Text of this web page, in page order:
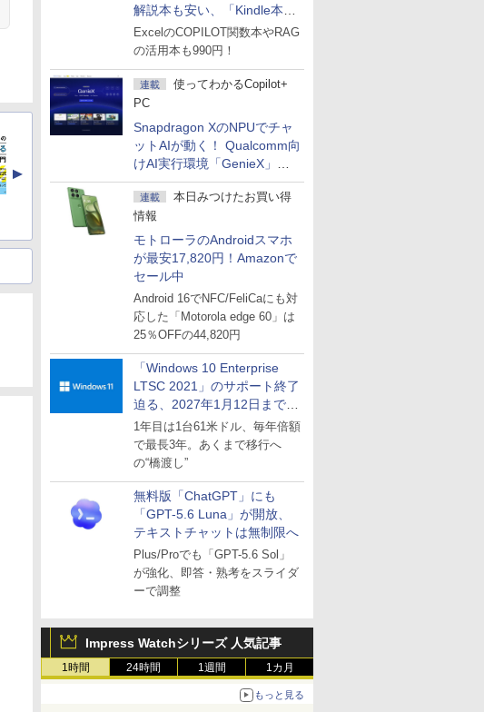
解説本も安い、「Kindle本サ
マーセール」第2弾開始！
ExcelのCOPILOT関数本やRAG
の活用本も990円！
連載
使ってわかるCopilot+
PC
Snapdragon XのNPUでチャ
ットAIが動く！ Qualcomm向
けAI実行環境「GenieX」を
試してみた
連載
本日みつけたお買い得
情報
モトローラのAndroidスマホ
が最安17,820円！Amazonで
セール中
Android 16でNFC/FeliCaにも対
応した「Motorola edge 60」は
25％OFFの44,820円
「Windows 10 Enterprise
LTSC 2021」のサポート終了
迫る、2027年1月12日まで
～ESUは9月1日から販売
1年目は1台61米ドル、毎年倍額
で最長3年。あくまで移行へ
の“橋渡し”
無料版「ChatGPT」にも
「GPT-5.6 Luna」が開放、
テキストチャットは無制限へ
Plus/Proでも「GPT-5.6 Sol」
が強化、即答・熟考をスライダ
ーで調整
Impress Watchシリーズ 人気記事
1時間 24時間 1週間 1カ月
もっと見る
▲